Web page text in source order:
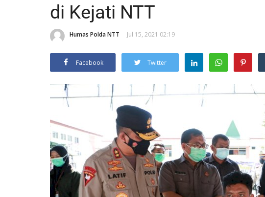
di Kejati NTT
Humas Polda NTT Jul 15, 2021 02:19
Facebook Twitter